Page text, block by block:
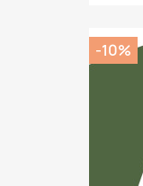
-10%